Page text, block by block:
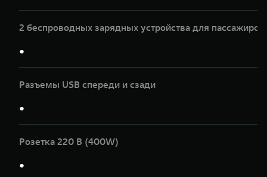
2 беспроводных зарядных устройства для
●
Разъемы USB спереди и сзади
●
Розетка 220 В (400W)
●